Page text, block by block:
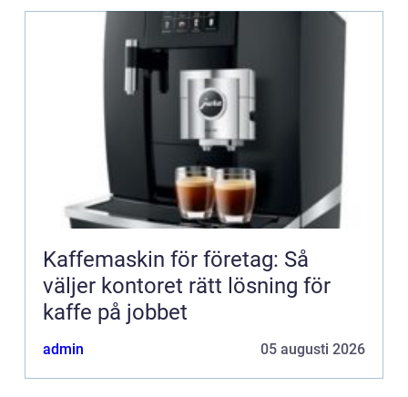
Kaffemaskin för företag: Så
väljer kontoret rätt lösning för
kaffe på jobbet
admin 05 augusti 2026